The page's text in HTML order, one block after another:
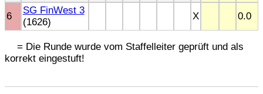
6
SG FinWest 3
(1626)
X 0.0
= Die Runde wurde vom Staffelleiter geprüft und als
korrekt eingestuft!